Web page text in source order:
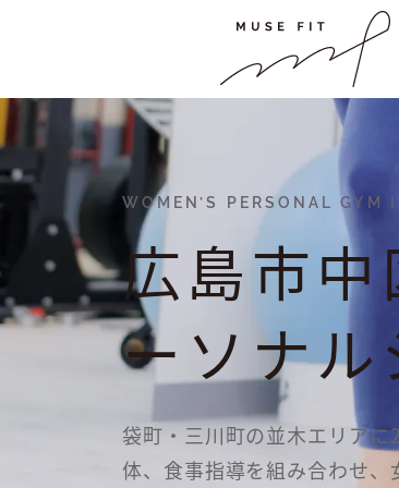
WOMEN’S PERSONAL GYM
広島市
ーソナ
袋町・三川町の並木エリア
体、食事指導を組み合わせ、